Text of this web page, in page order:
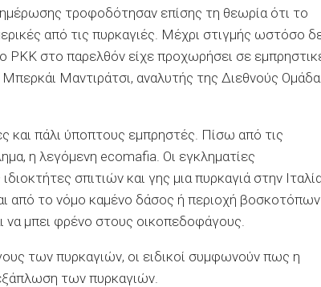
τροφοδότησαν επίσης τη θεωρία ότι το
από τις πυρκαγιές. Μέχρι στιγμής ωστόσο
PKK στο παρελθόν είχε προχωρήσει σε
Μαντιράτσι, αναλυτής της Διεθνούς
και πάλι ύποπτους εμπρηστές. Πίσω από τις
η λεγόμενη ecomafia. Οι εγκληματίες
σπιτιών και γης μια πυρκαγιά στην
από το νόμο καμένο δάσος ή περιοχή βοσκοτόπων
να μπει φρένο στους οικοπεδοφάγους.
των πυρκαγιών, οι ειδικοί συμφωνούν πως η
των πυρκαγιών.